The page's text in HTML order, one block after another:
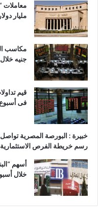
مليار
جنيه
فى أسبوع
خبيرة : البورصة المصرية
رسم خريطة الفرص الاستثمارية
أسهم
خلال أسبوع بـ 3.3